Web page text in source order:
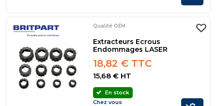
Qualité OEM
Extracteurs Ecrous
Endommages LASER
18,82 € TTC
15,68 € HT
En stock
Chez vous